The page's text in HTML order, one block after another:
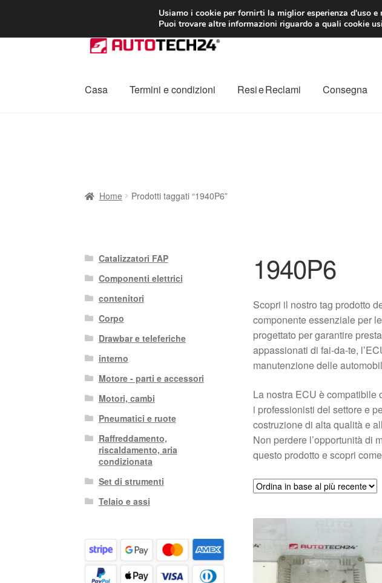
CONSEGNA da 7 EUR
Vai
alla
Vai
al
Casa Termini e condizioni Resi e Reclami Consegna
Home Prodotti taggati “1940P6”
1940P6
Scopri il nostro tag prodotto
componente essenziale per
progettato per garantire
appassionati di fai-da-te,
manutenzione delle
La nostra ECU è compatibile
i professionisti del settore e
costruzione di alta qualità e
Non perdere l’opportunità di
questo prodotto e scopri
Catalizzatori FAP
Componenti elettrici
contenitori
Corpo
Drawbar e teleferiche
interno
Motore - parti e accessori
Motori, cambi
Pneumatici e ruote
Raffreddamento,
riscaldamento, aria
condizionata
Set di strumenti
Telaio e assi
Usiamo i cookie per fornirti la miglior esperienza d'uso
Puoi trovare altre informazioni riguardo a quali cookie